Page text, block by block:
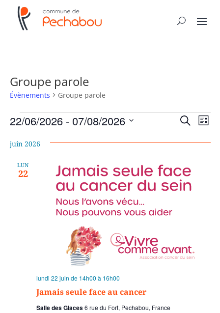
Groupe parole
Évènements Groupe parole
Évènements
vues
Recherche
de
Liste
22/06/2026 - 07/08/2026
une
juin 2026
LUN
22
Jamais seule face au cancer
lundi 22 juin de 14h00 à 16h00
Salle des Glaces6 rue du Fort, Pechabou, France